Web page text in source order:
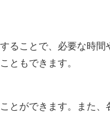
ることで、必要な時
ともできます。
とができます。また